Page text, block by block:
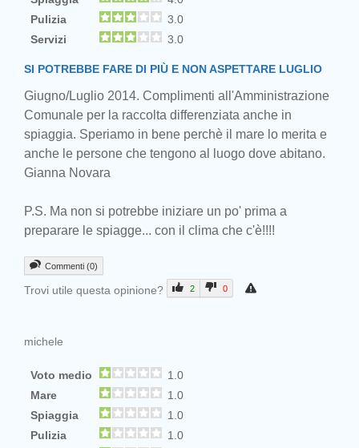
Pulizia
3.0
Servizi
3.0
SI POTREBBE FARE DI PIÙ E NON ASPETTARE LUGLIO
Giugno/Luglio 2014. Complimenti all'Amministrazione
Comunale per la raccolta differenziata anche in
spiaggia. Speriamo in bene perchè il mare lo merita e
anche le persone che tengono al luogo dove abitano.
Gianna Novara
P.S. Ma non si potrebbe iniziare un po' prima a
preparare le spiagge... con il clima che c'è!!!!
Commenti (0)
Trovi utile questa opinione? 2 0
michele
Voto medio
1.0
Mare
1.0
Spiaggia
1.0
Pulizia
1.0